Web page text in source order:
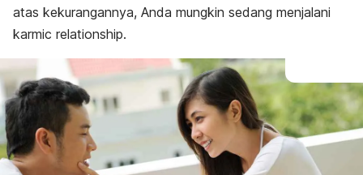
atas kekurangannya, Anda mungkin sedang menjalani
karmic relationship.